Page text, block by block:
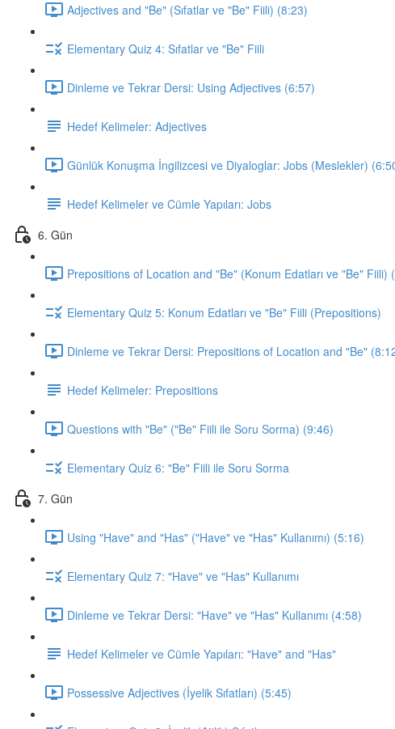
Adjectives and "Be" (Sıfatlar ve "Be" Fiili) (8:23)
Elementary Quiz 4: Sıfatlar ve "Be" Fiili
Dinleme ve Tekrar Dersi: Using Adjectives (6:57)
Hedef Kelimeler: Adjectives
Günlük Konuşma İngilizcesi ve Diyaloglar: Jobs (Meslekler)
Hedef Kelimeler ve Cümle Yapıları: Jobs
6. Gün
Prepositions of Location and "Be" (Konum Edatları ve "Be" Fiili)
Elementary Quiz 5: Konum Edatları ve "Be" Fiili (Prepositions)
Dinleme ve Tekrar Dersi: Prepositions of Location and "Be"
Hedef Kelimeler: Prepositions
Questions with "Be" ("Be" Fiili ile Soru Sorma) (9:46)
Elementary Quiz 6: "Be" Fiili ile Soru Sorma
7. Gün
Using "Have" and "Has" ("Have" ve "Has" Kullanımı) (5:16)
Elementary Quiz 7: "Have" ve "Has" Kullanımı
Dinleme ve Tekrar Dersi: "Have" ve "Has" Kullanımı (4:58)
Hedef Kelimeler ve Cümle Yapıları: "Have" and "Has"
Possessive Adjectives (İyelik Sıfatları) (5:45)